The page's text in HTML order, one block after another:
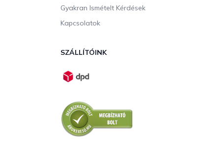
Gyakran Ismételt Kérdések
Kapcsolatok
SZÁLLÍTÓINK